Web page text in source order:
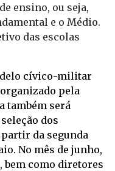
ensino, ou seja,
e o Médio.
das escolas
cívico-militar
pela
também será
dos
da segunda
No mês de junho,
como diretores